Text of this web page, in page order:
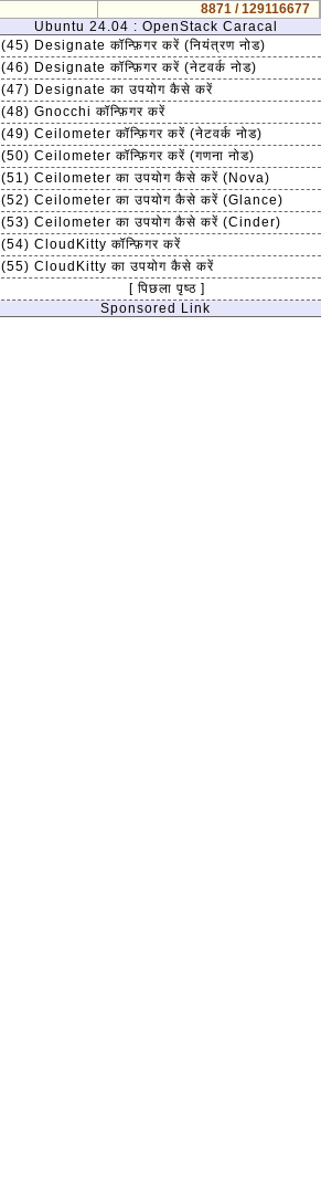
8871 / 129116677
Ubuntu 24.04 : OpenStack Caracal
(45) Designate कॉन्फ़िगर करें (नियंत्रण नोड)
(46) Designate कॉन्फ़िगर करें (नेटवर्क नोड)
(47) Designate का उपयोग कैसे करें
(48) Gnocchi कॉन्फ़िगर करें
(49) Ceilometer कॉन्फ़िगर करें (नेटवर्क नोड)
(50) Ceilometer कॉन्फ़िगर करें (गणना नोड)
(51) Ceilometer का उपयोग कैसे करें (Nova)
(52) Ceilometer का उपयोग कैसे करें (Glance)
(53) Ceilometer का उपयोग कैसे करें (Cinder)
(54) CloudKitty कॉन्फ़िगर करें
(55) CloudKitty का उपयोग कैसे करें
[ पिछला पृष्ठ ]
Sponsored Link